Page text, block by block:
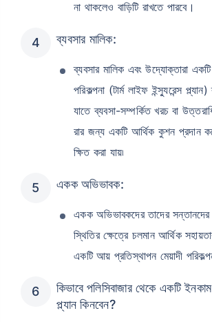
না থাকলেও বাড়িটি রাখতে পারবে।
ব্যবসার মালিক:
ব্যবসার মালিক এবং উদ্যোক্তারা
পরিকল্পনা (টার্ম লাইফ ইন্স্যুরেন্স
যাতে ব্যবসা-সম্পর্কিত খরচ বা
রার জন্য একটি আর্থিক কুশন প্রদান
ক্ষিত করা যায়৷
একক অভিভাবক:
একক অভিভাবকদের তাদের
স্থিতির ক্ষেত্রে চলমান আর্থিক
একটি আয় প্রতিস্থাপন মেয়াদী
কিভাবে পলিসিবাজার থেকে একটি ইনকাম
প্ল্যান কিনবেন?